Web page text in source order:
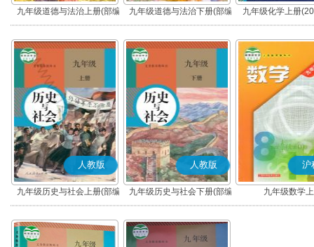
九年级道德与法治上册(部编
版)
九年级道德与法治下册(部编
版)
九年级化学上册
人教版
九年级历史与社会上册(部编
版)
人教版
九年级历史与社会下册(部编
版)
沪
九年级数学